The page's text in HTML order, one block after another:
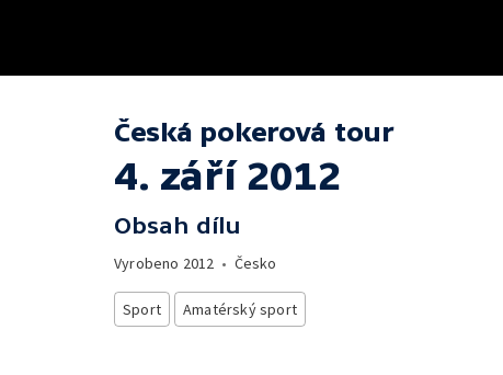
Česká pokerová tour
4. září 2012
Obsah dílu
Vyrobeno 2012 • Česko
Sport Amatérský sport